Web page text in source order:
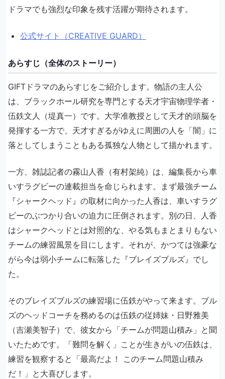
ドラマでも強烈な印象を残す活躍が期待されます。
公式サイト（CREATIVE GUARD）
あらすじ（全体のストーリー）
GIFTドラマのあらすじをご紹介します。物語の主人公
は、ブラックホール研究を専門とする天才宇宙物理学者・
伍鉄文人（堤真一）です。大学准教授として天才的頭脳を
発揮する一方で、天才すぎるがゆえに周囲の人を「闇」に
落としてしまうこともある孤独な人物として描かれます。
一方、雑誌記者の霧山人香（有村架純）は、編集長から車
いすラグビーの連載担当を命じられます。まず最強チーム
『シャークヘッド』の取材に向かった人香は、車いすラグ
ビーのぶつかり合いの迫力に圧倒されます。別の日、人香
はシャークヘッドとは対照的な、やる気もまとまりもない
チームの練習風景を目にします。それが、かつては強豪な
がら今は弱小チームに転落した『ブレイズブルズ』でし
た。
そのブレイズブルズの練習場に伍鉄がやって来ます。ブル
ズのヘッドコーチを務めるのは伍鉄の従姉妹・日野雅美
（吉瀬美智子）で、彼女から「チームが問題山積み」と聞
いたためです。「難問を解く」ことが生きがいの伍鉄は、
練習を観察すると「最高だよ！ このチーム問題山積み
だ！」と大喜びします。